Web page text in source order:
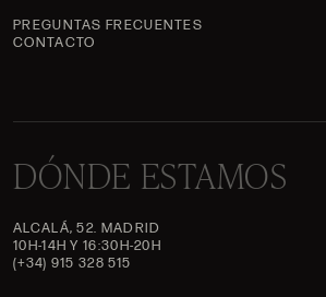
PREGUNTAS FRECUENTES
CONTACTO
DÓNDE ESTAMOS
ALCALÁ, 52. MADRID
10H-14H Y 16:30H-20H
(+34) 915 328 515